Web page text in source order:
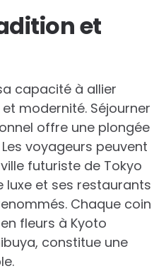
et
capacité à allier
modernité. Séjourner
offre une plongée
voyageurs peuvent
futuriste de Tokyo
luxe et ses restaurants
Chaque coin
fleurs à Kyoto
constitue une